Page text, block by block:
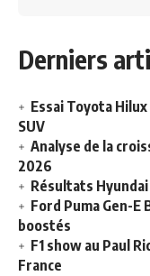
Derniers
Essai Toyota
SUV
Analyse de la
2026
Résultats
Ford Puma Gen-
boostés
F1 show au Paul
France